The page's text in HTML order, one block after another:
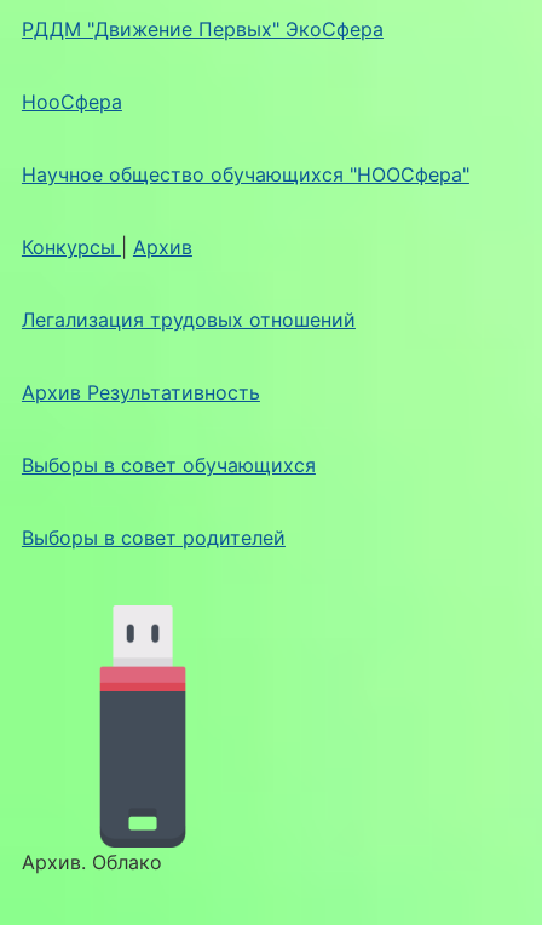
РДДМ "Движение Первых" ЭкоСфера
НооСфера
Научное общество обучающихся "НООСфера"
Конкурсы Архив
Легализация трудовых отношений
Архив Результативность
Выборы в совет обучающихся
Выборы в совет родителей
Архив. Облако